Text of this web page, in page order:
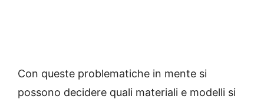
Con queste problematiche in mente si
possono decidere quali materiali e modelli si